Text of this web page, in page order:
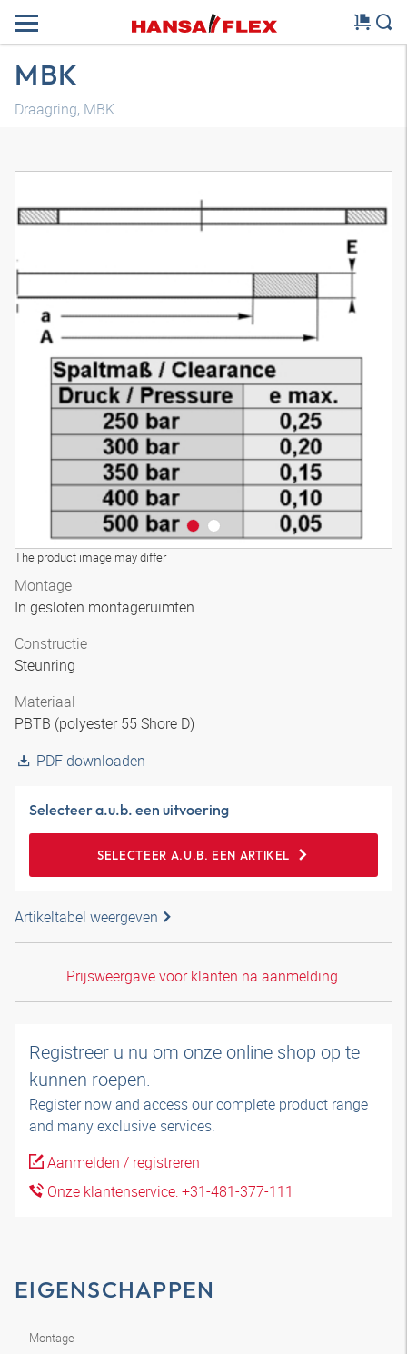
MBK
Draagring, MBK
The product image may differ
Montage
In gesloten montageruimten
Constructie
Steunring
Materiaal
PBTB (polyester 55 Shore D)
PDF downloaden
Selecteer a.u.b. een uitvoering
SELECTEER A.U.B. EEN ARTIKEL
Artikeltabel weergeven
Prijsweergave voor klanten na aanmelding.
Registreer u nu om onze online shop op te
kunnen roepen.
Register now and access our complete product range
and many exclusive services.
Aanmelden / registreren
Onze klantenservice: +31-481-377-111
EIGENSCHAPPEN
Montage